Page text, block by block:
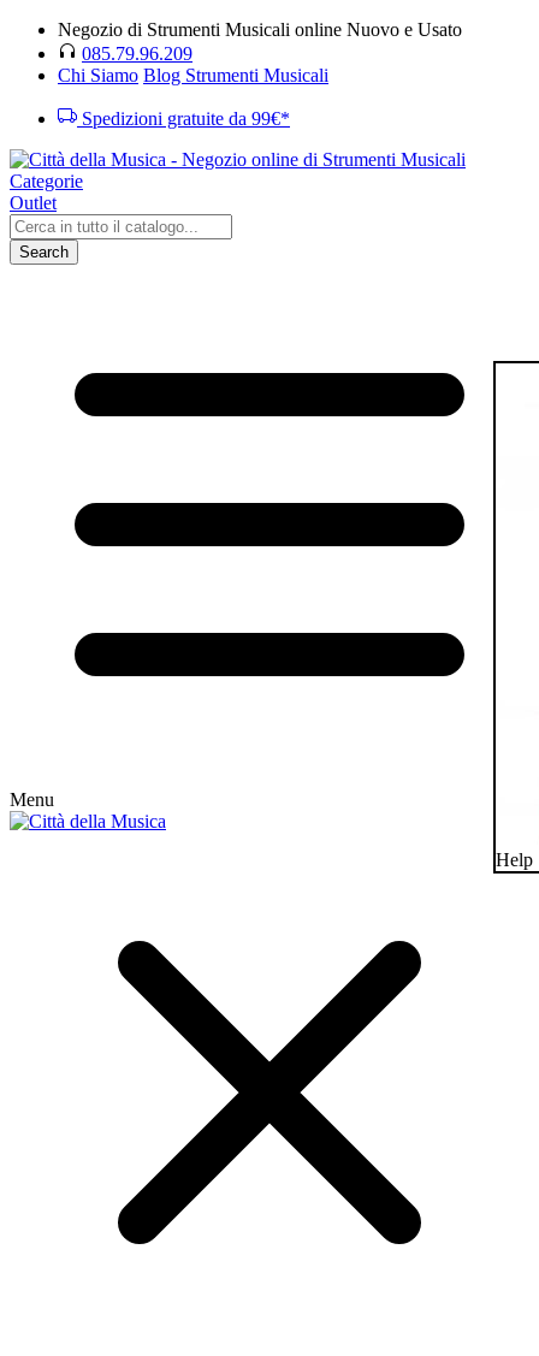
Negozio di Strumenti Musicali online Nuovo e Usato
085.79.96.209
Chi Siamo Blog Strumenti Musicali
Spedizioni gratuite da 99€*
Categorie
Outlet
Search
Menu
Help